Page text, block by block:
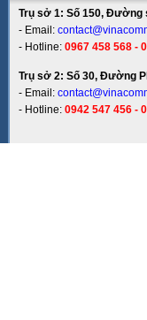
Trụ sở 1: Số 150, Đường
- Email:
- Hotline: 0967 458 568 -
Trụ sở 2: Số 30, Đường
- Email:
- Hotline: 0942 547 456 -